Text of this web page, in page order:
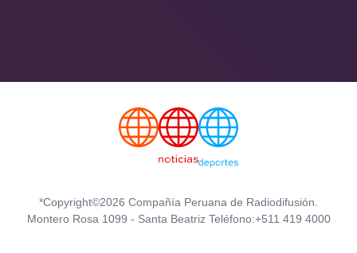
*Copyright©2026 Compañía Peruana de Radiodifusión.
Montero Rosa 1099 - Santa Beatriz Teléfono:+511 419 4000